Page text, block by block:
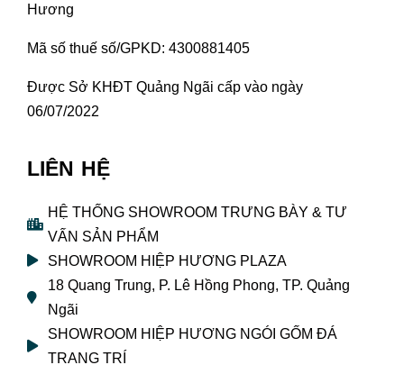
Hương
Mã số thuế số/GPKD: 4300881405
Được Sở KHĐT Quảng Ngãi cấp vào ngày
06/07/2022
LIÊN HỆ
HỆ THỐNG SHOWROOM TRƯNG BÀY & TƯ
VẤN SẢN PHẨM
SHOWROOM HIỆP HƯƠNG PLAZA
18 Quang Trung, P. Lê Hồng Phong, TP. Quảng
Ngãi
SHOWROOM HIỆP HƯƠNG NGÓI GỐM ĐÁ
TRANG TRÍ